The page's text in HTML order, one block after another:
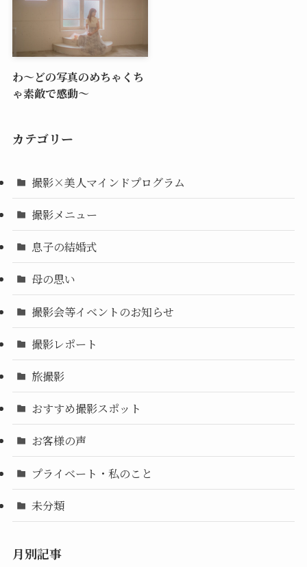
わ～どの写真のめちゃくち
ゃ素敵で感動～
カテゴリー
撮影×美人マインドプログラム
撮影メニュー
息子の結婚式
母の思い
撮影会等イベントのお知らせ
撮影レポート
旅撮影
おすすめ撮影スポット
お客様の声
プライベート・私のこと
未分類
月別記事